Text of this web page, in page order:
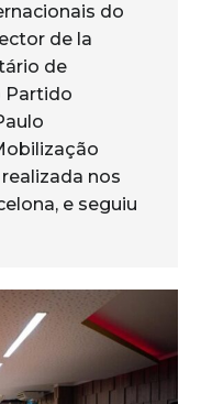
do
de la
de
Partido
nos
e seguiu